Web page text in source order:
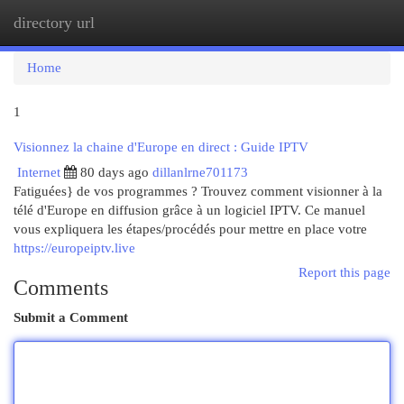
directory url
Home
1
Visionnez la chaine d'Europe en direct : Guide IPTV
Internet
80 days ago dillanlrne701173
Fatiguées} de vos programmes ? Trouvez comment visionner à la
télé d'Europe en diffusion grâce à un logiciel IPTV. Ce manuel
vous expliquera les étapes/procédés pour mettre en place votre
https://europeiptv.live
Report this page
Comments
Submit a Comment